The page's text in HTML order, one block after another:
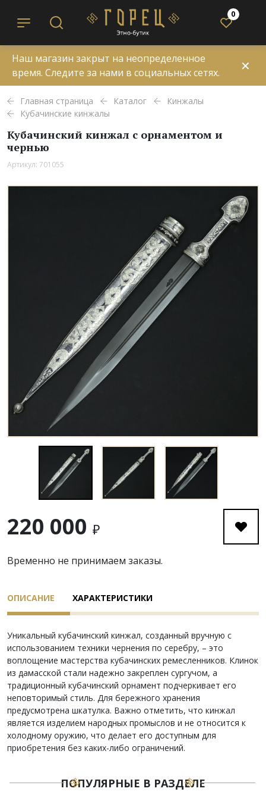
0
Наш магазин закрыт на неопределенное
время. Следите за нами в социальных сетях.
✕
Главная страница Каталог
Кинжалы
Кубачинские кинжалы
Кубачинский кинжал с орнаментом и
чернью
Артикул: 701055
220 000 ₽
Временно не принимаем заказы.
ОПИСАНИЕ ХАРАКТЕРИСТИКИ
Уникальный кубачинский кинжал, созданный вручную с
использованием техники чернения по серебру, – это
воплощение мастерства кубачинских ремесленников. Клинок
из дамасской стали надежно закреплен сургучом, а
традиционный кубачинский орнамент подчеркивает его
неповторимый стиль. Для бережного хранения
предусмотрена шкатулка. Важно отметить, что кинжал
является изделием народных промыслов и не относится к
холодному оружию, что делает его доступным для
приобретения без каких-либо ограничений.
ПОПУЛЯРНЫЕ В РАЗДЕЛЕ